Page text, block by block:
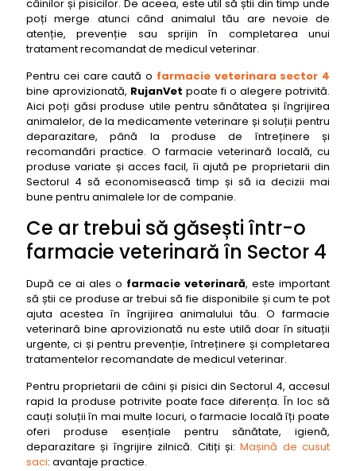
câinilor și pisicilor. De aceea, este util să știi din timp unde
poți merge atunci când animalul tău are nevoie de
atenție, prevenție sau sprijin în completarea unui
tratament recomandat de medicul veterinar.
Pentru cei care caută o farmacie veterinara sector 4
bine aprovizionată, RujanVet poate fi o alegere potrivită.
Aici poți găsi produse utile pentru sănătatea și îngrijirea
animalelor, de la medicamente veterinare și soluții pentru
deparazitare, până la produse de întreținere și
recomandări practice. O farmacie veterinară locală, cu
produse variate și acces facil, îi ajută pe proprietarii din
Sectorul 4 să economisească timp și să ia decizii mai
bune pentru animalele lor de companie.
Ce ar trebui să găsești într-o
farmacie veterinară în Sector 4
După ce ai ales o farmacie veterinară, este important
să știi ce produse ar trebui să fie disponibile și cum te pot
ajuta acestea în îngrijirea animalului tău. O farmacie
veterinară bine aprovizionată nu este utilă doar în situații
urgente, ci și pentru prevenție, întreținere și completarea
tratamentelor recomandate de medicul veterinar.
Pentru proprietarii de câini și pisici din Sectorul 4, accesul
rapid la produse potrivite poate face diferența. În loc să
cauți soluții în mai multe locuri, o farmacie locală îți poate
oferi produse esențiale pentru sănătate, igienă,
deparazitare și îngrijire zilnică. Citiți și:Mașină de cusut
saci: avantaje practice.